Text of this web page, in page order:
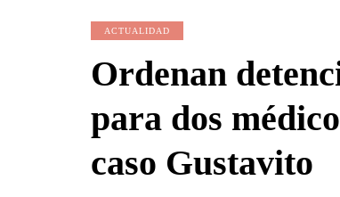
ACTUALIDAD
Ordenan
para dos
caso Gustavito